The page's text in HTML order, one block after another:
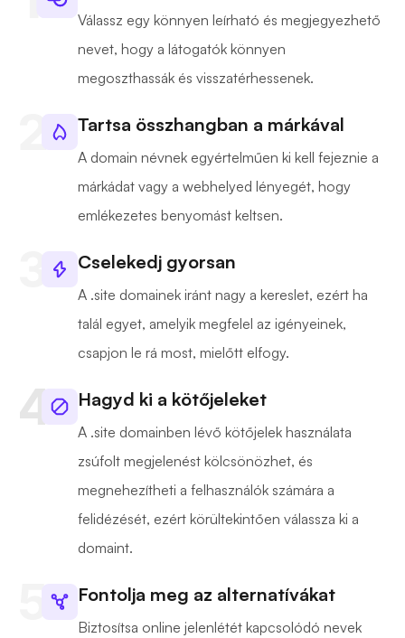
Válassz egy könnyen leírható és megjegyezhető
nevet, hogy a látogatók könnyen
megoszthassák és visszatérhessenek.
Tartsa összhangban a márkával
A domain névnek egyértelműen ki kell fejeznie a
márkádat vagy a webhelyed lényegét, hogy
emlékezetes benyomást keltsen.
Cselekedj gyorsan
A .site domainek iránt nagy a kereslet, ezért ha
talál egyet, amelyik megfelel az igényeinek,
csapjon le rá most, mielőtt elfogy.
Hagyd ki a kötőjeleket
A .site domainben lévő kötőjelek használata
zsúfolt megjelenést kölcsönözhet, és
megnehezítheti a felhasználók számára a
felidézését, ezért körültekintően válassza ki a
domaint.
Fontolja meg az alternatívákat
Biztosítsa online jelenlétét kapcsolódó nevek